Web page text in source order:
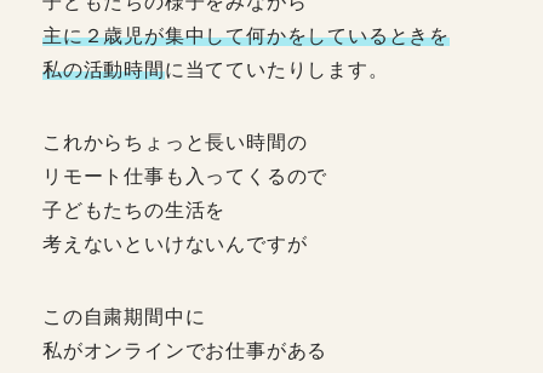
主に２歳児が集中して何かをしているときを
私の活動時間に当てていたりします。
これからちょっと長い時間の
リモート仕事も入ってくるので
子どもたちの生活を
考えないといけないんですが
この自粛期間中に
私がオンラインでお仕事がある